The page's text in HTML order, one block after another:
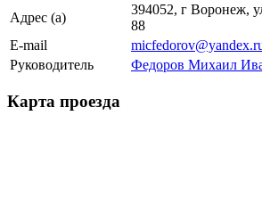
Адрес (а)
394052, г Воронеж,
88
E-mail
Руководитель
Федоров Михаил
Карта проезда